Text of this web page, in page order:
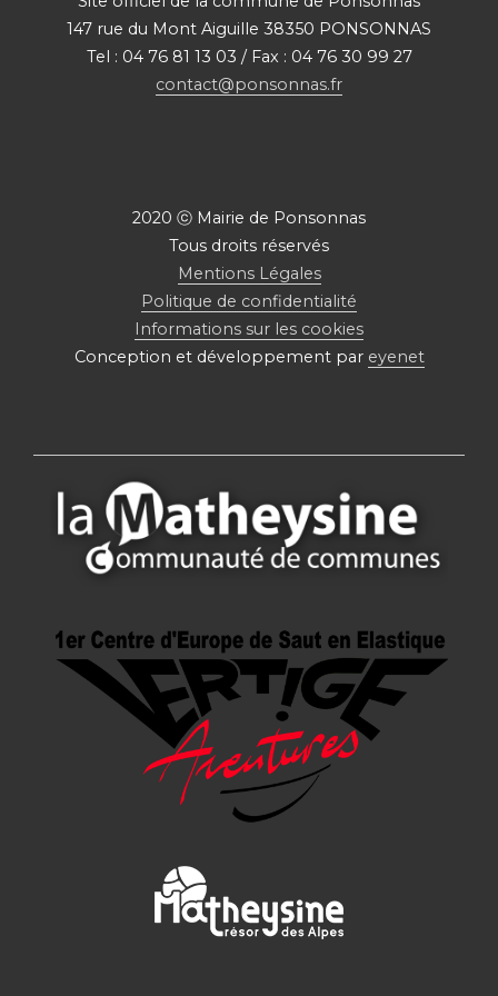
147 rue du Mont Aiguille 38350 PONSONNAS
Tel : 04 76 81 13 03 / Fax : 04 76 30 99 27
contact@ponsonnas.fr
2020 ⓒ Mairie de Ponsonnas
Tous droits réservés
Mentions Légales
Politique de confidentialité
Informations sur les cookies
Conception et développement par eyenet